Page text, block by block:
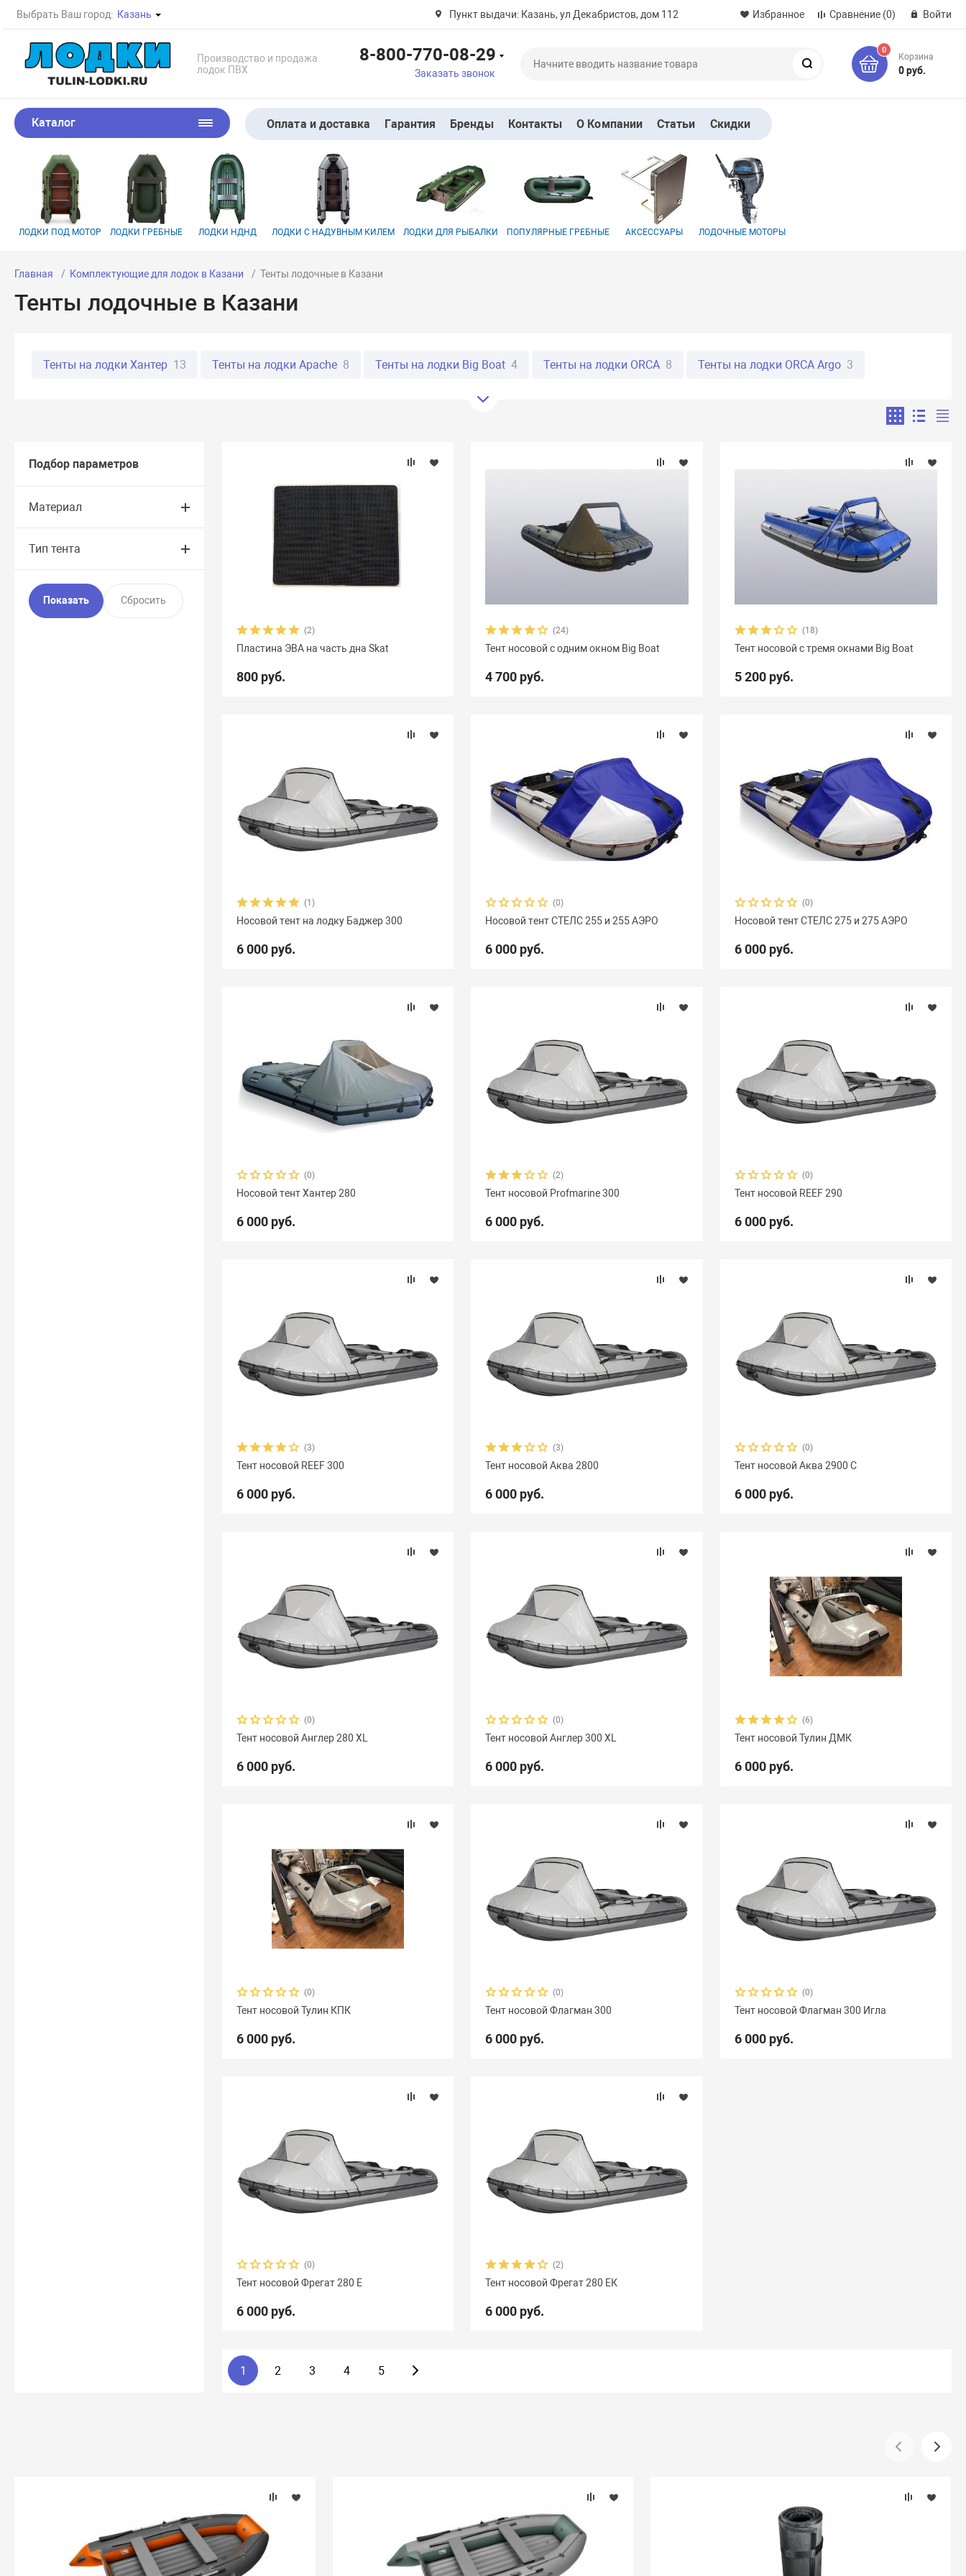
Выбрать Ваш город: Казань Пункт выдачи: Казань, ул Декабристов, дом 112 Избранное Сравнение (0) Войти
Производство и продажа
лодок ПВХ
8-800-770-08-29
Заказать звонок
0
Корзина
0 руб.
Каталог Оплата и доставка Гарантия Бренды Контакты О Компании Статьи Скидки
ЛОДКИ ПОД МОТОР ЛОДКИ ГРЕБНЫЕ ЛОДКИ НДНД ЛОДКИ С НАДУВНЫМ КИЛЕМ ЛОДКИ ДЛЯ РЫБАЛКИ ПОПУЛЯРНЫЕ ГРЕБНЫЕ АКСЕССУАРЫ ЛОДОЧНЫЕ МОТОРЫ
Главная Комплектующие для лодок в Казани Тенты лодочные в Казани
Тенты лодочные в Казани
Тенты на лодки Хантер 13 Тенты на лодки Apache 8 Тенты на лодки Big Boat 4 Тенты на лодки ORCA 8 Тенты на лодки ORCA Argo 3
Тенты на лодки REEF
Тенты на лодки X-River Тенты на лодки Аква Тенты на лодки Альтаир 32
Тенты на лодки Баджер 12 Тенты на лодки Гладиатор 4 Тенты на лодки Кайман
Тенты на лодки Посейдон Касатка Тенты на лодки Ривьера 11 Тенты на лодки Солар 43
Тенты на лодки Стелс Тенты на лодки Тулин 8 Тенты на лодки Флагман Тенты на лодки Фрегат
Подбор параметров
Материал
Тип тента
(2)
Пластина ЭВА на часть дна Skat
800 руб.
(24)
Тент носовой с одним окном Big Boat
4 700 руб.
(18)
Тент носовой с тремя окнами Big Boat
5 200 руб.
(1)
Носовой тент на лодку Баджер 300
6 000 руб.
(0)
Носовой тент СТЕЛС 255 и 255 АЭРО
6 000 руб.
(0)
Носовой тент СТЕЛС 275 и 275 АЭРО
6 000 руб.
(0)
Носовой тент Хантер 280
6 000 руб.
(2)
Тент носовой Profmarine 300
6 000 руб.
(0)
Тент носовой REEF 290
6 000 руб.
(3)
Тент носовой REEF 300
6 000 руб.
(3)
Тент носовой Аква 2800
6 000 руб.
(0)
Тент носовой Аква 2900 С
6 000 руб.
(0)
Тент носовой Англер 280 XL
6 000 руб.
(0)
Тент носовой Англер 300 XL
6 000 руб.
(6)
Тент носовой Тулин ДМК
6 000 руб.
(0)
Тент носовой Тулин КПК
6 000 руб.
(0)
Тент носовой Флагман 300
6 000 руб.
(0)
Тент носовой Флагман 300 Игла
6 000 руб.
(0)
Тент носовой Фрегат 280 Е
6 000 руб.
(2)
Тент носовой Фрегат 280 ЕК
6 000 руб.
1 2 3 4 5